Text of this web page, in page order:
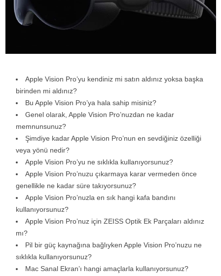
Apple Vision Pro’yu kendiniz mi satın aldınız yoksa başka
birinden mi aldınız?
Bu Apple Vision Pro’ya hala sahip misiniz?
Genel olarak, Apple Vision Pro’nuzdan ne kadar
memnunsunuz?
Şimdiye kadar Apple Vision Pro’nun en sevdiğiniz özelliği
veya yönü nedir?
Apple Vision Pro’yu ne sıklıkla kullanıyorsunuz?
Apple Vision Pro’nuzu çıkarmaya karar vermeden önce
genellikle ne kadar süre takıyorsunuz?
Apple Vision Pro’nuzla en sık hangi kafa bandını
kullanıyorsunuz?
Apple Vision Pro’nuz için ZEISS Optik Ek Parçaları aldınız
mı?
Pil bir güç kaynağına bağlıyken Apple Vision Pro’nuzu ne
sıklıkla kullanıyorsunuz?
Mac Sanal Ekran’ı hangi amaçlarla kullanıyorsunuz?